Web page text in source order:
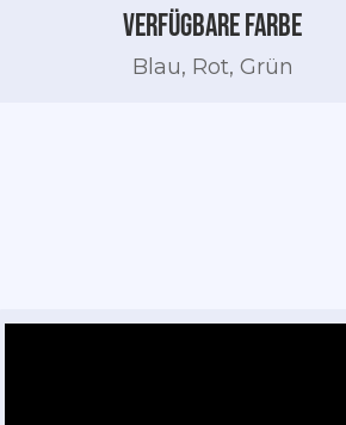
Verfügbare Farbe
Blau, Rot, Grün